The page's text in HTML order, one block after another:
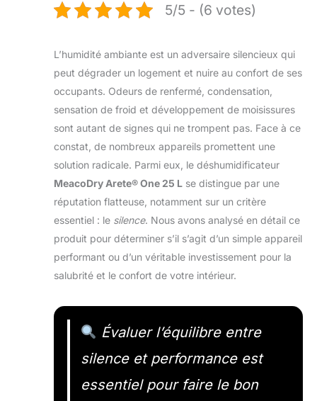
5/5 - (6 votes)
L’humidité ambiante est un adversaire silencieux qui
peut dégrader un logement et nuire au confort de ses
occupants. Odeurs de renfermé, condensation,
sensation de froid et développement de moisissures
sont autant de signes qui ne trompent pas. Face à ce
constat, de nombreux appareils promettent une
solution radicale. Parmi eux, le déshumidificateur
MeacoDry Arete® One 25 L se distingue par une
réputation flatteuse, notamment sur un critère
essentiel : le silence. Nous avons analysé en détail ce
produit pour déterminer s’il s’agit d’un simple appareil
performant ou d’un véritable investissement pour la
salubrité et le confort de votre intérieur.
Évaluer l’équilibre entre
silence et performance est
essentiel pour faire le bon